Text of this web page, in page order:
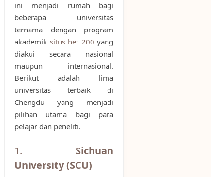
ini menjadi rumah bagi
beberapa universitas
ternama dengan program
akademik situs bet 200 yang
diakui secara nasional
maupun internasional.
Berikut adalah lima
universitas terbaik di
Chengdu yang menjadi
pilihan utama bagi para
pelajar dan peneliti.
1. Sichuan
University (SCU)